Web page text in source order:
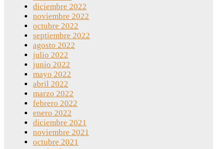
diciembre 2022
noviembre 2022
octubre 2022
septiembre 2022
agosto 2022
julio 2022
junio 2022
mayo 2022
abril 2022
marzo 2022
febrero 2022
enero 2022
diciembre 2021
noviembre 2021
octubre 2021